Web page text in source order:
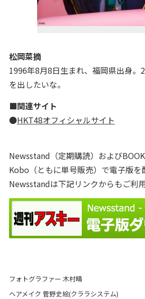
松岡菜摘
1996年8月8日生まれ、福岡県出身。
を出したいな。
■関連サイト
●HKT48オフィシャルサイト
Newsstand（定期購読）および
Kobo（ともに単号販売）で電子版を
Newsstandは下記リンクからもご利
フォトグラファー 木村晴
ヘアメイク 菅野史絵(クララシステム)